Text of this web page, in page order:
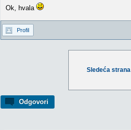
Sledeća strana
Odgovori
Ok, hvala
Profil